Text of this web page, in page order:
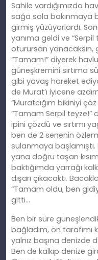
Sahile vardığımızda
sağa sola bakınmaya
girmiş yüzüyorlardı.
yanıma geldi ve
oturursan yanacaksın,
“Tamam!” diyerek
güneşkremini sırtıma
gibi yavaş hareket
de Murat’ı iyicene
“Muratcığım bikiniyi
“Tamam Serpil teyze!”
ipini çözdü ve sırtımı
ben de 2 senenin
sulanmaya
yana doğru taşan
baktığımda yarrağı
dışarı çıkacaktı.
“Tamam oldu, ben
gitti…
Ben bir süre
bağladım, ön tarafımı
yalnız başına denizde
Ben de kalkıp denize